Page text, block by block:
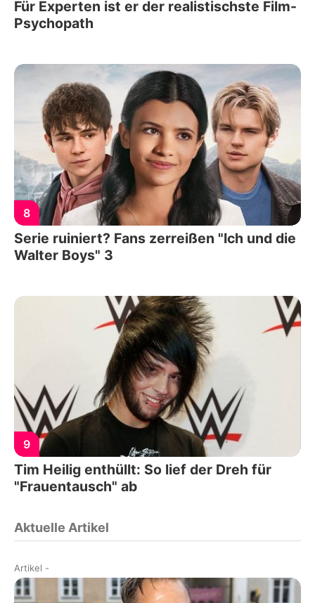
Für Experten ist er der realistischste Film-
Psychopath
8
Serie ruiniert? Fans zerreißen "Ich und die
Walter Boys" 3
9
Tim Heilig enthüllt: So lief der Dreh für
"Frauentausch" ab
Aktuelle Artikel
Artikel -